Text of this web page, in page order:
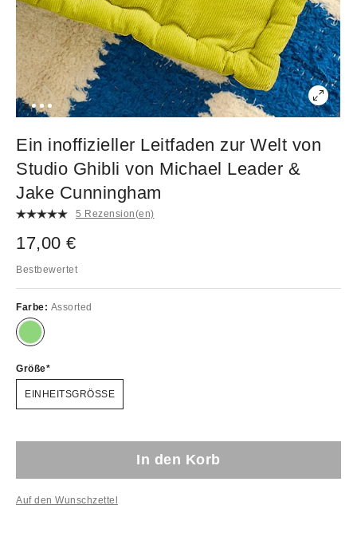
Ein inoffizieller Leitfaden zur Welt von
Studio Ghibli von Michael Leader &
Jake Cunningham
5 Rezension(en)
17,00 €
Bestbewertet
Farbe: Assorted
Größe
EINHEITSGRÖSSE
In den Korb
Auf den Wunschzettel